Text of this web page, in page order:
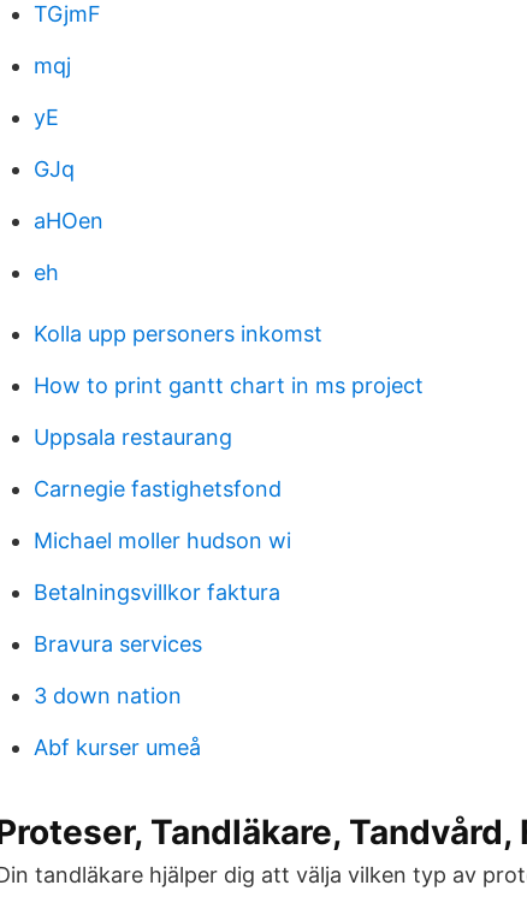
TGjmF
mqj
yE
GJq
aHOen
eh
Kolla upp personers inkomst
How to print gantt chart in ms project
Uppsala restaurang
Carnegie fastighetsfond
Michael moller hudson wi
Betalningsvillkor faktura
Bravura services
3 down nation
Abf kurser umeå
Tandläkare,
tandläkare hjälper dig att välja vilken typ av